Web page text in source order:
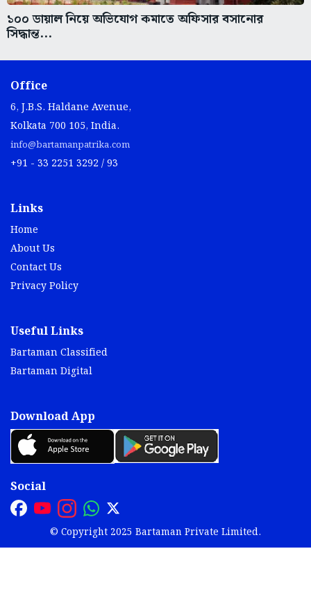
১০০ ডায়াল নিয়ে অভিযোগ কমাতে অফিসার বসানোর
সিদ্ধান্ত...
Office
6, J.B.S. Haldane Avenue,
Kolkata 700 105, India.
info@bartamanpatrika.com
+91 - 33 2251 3292 / 93
Links
Home
About Us
Contact Us
Privacy Policy
Useful Links
Bartaman Classified
Bartaman Digital
Download App
Social
© Copyright 2025 Bartaman Private Limited.